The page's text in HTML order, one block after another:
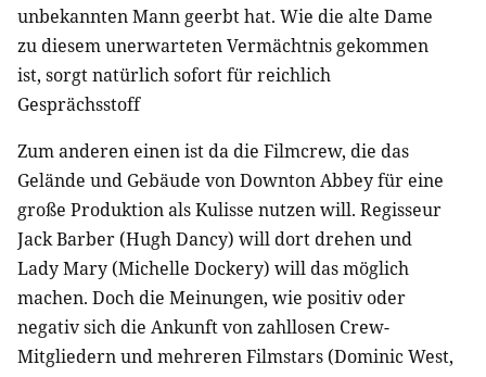
unbekannten Mann geerbt hat. Wie die alte Dame
zu diesem unerwarteten Vermächtnis gekommen
ist, sorgt natürlich sofort für reichlich
Gesprächsstoff
Zum anderen einen ist da die Filmcrew, die das
Gelände und Gebäude von Downton Abbey für eine
große Produktion als Kulisse nutzen will. Regisseur
Jack Barber (Hugh Dancy) will dort drehen und
Lady Mary (Michelle Dockery) will das möglich
machen. Doch die Meinungen, wie positiv oder
negativ sich die Ankunft von zahllosen Crew-
Mitgliedern und mehreren Filmstars (Dominic West,